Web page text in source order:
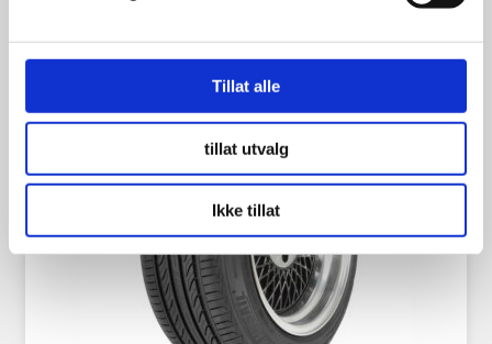
Tillat alle
tillat utvalg
Ikke tillat